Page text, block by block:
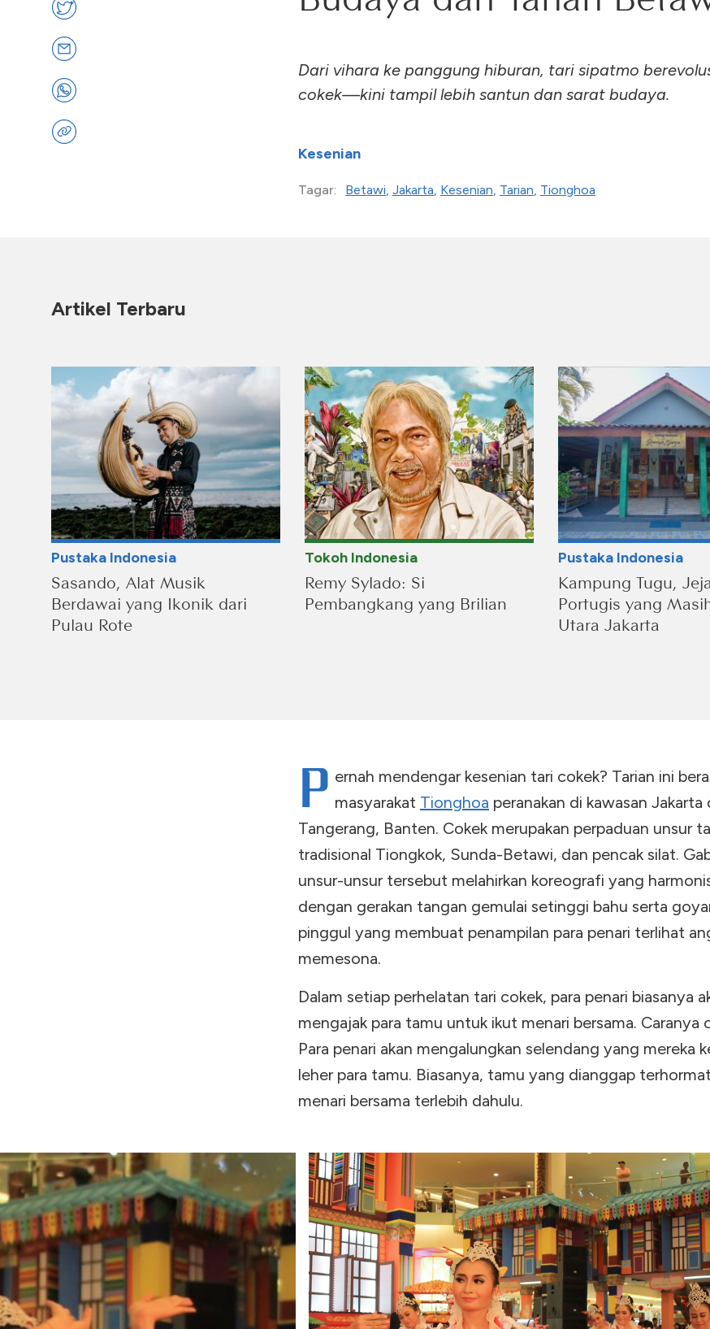
Dari vihara ke panggung hiburan, tari sipatmo
cokek—kini tampil lebih santun dan sarat budaya.
Kesenian
Tagar: Betawi Jakarta Kesenian Tarian Tionghoa
Artikel Terbaru
Pustaka Indonesia
Sasando, Alat Musik
Berdawai yang Ikonik dari
Pulau Rote
Tokoh Indonesia
Remy Sylado: Si
Pembangkang yang Brilian
Pustaka Indonesia
Kampung Tugu,
Portugis yang
Utara Jakarta
P ernah mendengar kesenian tari cokek? Tarian ini
masyarakat Tionghoa peranakan di kawasan Jakarta
Tangerang, Banten. Cokek merupakan perpaduan unsur
tradisional Tiongkok, Sunda-Betawi, dan pencak silat.
unsur-unsur tersebut melahirkan koreografi yang
dengan gerakan tangan gemulai setinggi bahu serta
pinggul yang membuat penampilan para penari terlihat
memesona.
Dalam setiap perhelatan tari cokek, para penari biasanya
mengajak para tamu untuk ikut menari bersama. Caranya
Para penari akan mengalungkan selendang yang mereka
leher para tamu. Biasanya, tamu yang dianggap
menari bersama terlebih dahulu.